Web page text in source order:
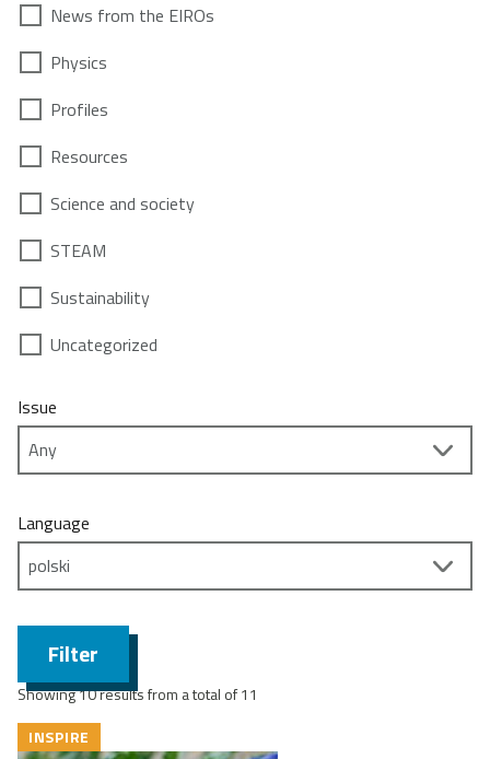
News from the EIROs
Physics
Profiles
Resources
Science and society
STEAM
Sustainability
Uncategorized
Issue
Language
Filter
Showing 10 results from a total of 11
INSPIRE